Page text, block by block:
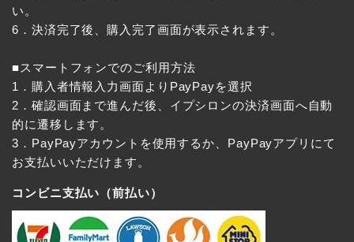
い。
6．決済完了後、購入完了画面が表示されます。
■スマートフォンでのご利用方法
1．購入者情報入力画面よりPayPayを選択
2．確認画面まで進んだ後、イプシロンの決済画面へ自動
的に遷移します。
3．PayPayアカウントを使用するか、PayPayアプリにて
お支払いいただけます。
コンビニ支払い（前払い）